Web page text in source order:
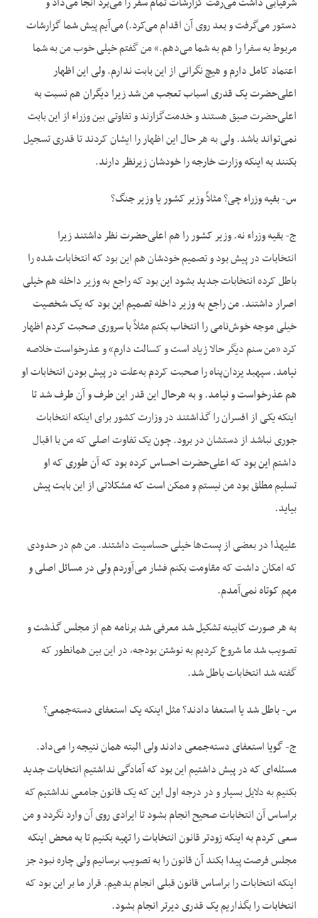
دستور می‌گرفت و بعد روی آن اقدام می‌کرد.) می‌آیم پیش شما گزارشات
مربوط به سفرا را هم به شما می‌دهم.» من گفتم خیلی خوب من به شما
اعتماد کامل دارم و هیچ نگرانی از این بابت ندارم. ولی این اظهار
اعلی‌حضرت یک قدری اسباب تعجب من شد زیرا دیگران هم نسبت به
اعلی‌حضرت صیق هستند و خدمت‌گزارند و تفاوتی بین وزراء از این بابت
نمی‌تواند باشد. ولی به هر حال این اظهار را ایشان کردند تا قدری تسجیل
بکنند به اینکه وزارت خارجه را خودشان زیرنظر دارند.
س- بقیه وزراء چی؟ مثلاً وزیر کشور یا وزیر جنگ؟
ج- بقیه وزراء نه. وزیر کشور را هم اعلی‌حضرت نظر داشتند زیرا
انتخابات در پیش بود و تصمیم خودشان هم این بود که انتخابات شده را
باطل کرده انتخابات جدید بشود این بود که راجع به وزیر داخله هم خیلی
اصرار داشتند. من راجع به وزیر داخله تصمیم این بود که یک شخصیت
خیلی موجه خوش‌نامی را انتخاب بکنم مثلاً با سروری صحبت کردم اظهار
کرد «من سنم دیگر حالا زیاد است و کسالت دارم» و عذرخواست خلاصه
نیامد. سپهبد یزدان‌پناه را صحبت کردم به‌علت در پیش بودن انتخابات او
هم عذرخواست و نیامد. و به هرحال این قدر این طرف و آن طرف شد تا
اینکه یکی از افسران را گذاشتند در وزارت کشور برای اینکه انتخابات
جوری نباشد از دستشان در برود. چون یک تفاوت اصلی که من با اقبال
داشتم این بود که اعلی‌حضرت احساس کرده بود که آن طوری که او
تسلیم مطلق بود من نیستم و ممکن است که مشکلاتی از این بابت پیش
بیاید.
علیهذا در بعضی از پست‌ها خیلی حساسیت داشتند. من هم در حدودی
که امکان داشت که مقاومت بکنم فشار می‌آوردم ولی در مسائل اصلی و
مهم کوتاه نمی‌آمدم.
به هر صورت کابینه تشکیل شد معرفی شد برنامه هم از مجلس گذشت و
تصویب شد ما شروع کردیم به نوشتن بودجه، در این بین همانطور که
گفته شد انتخابات باطل شد.
س- باطل شد یا استعفا دادند؟ مثل اینکه یک استعفای دسته‌جمعی؟
ج- گویا استعفای دسته‌جمعی دادند ولی البته همان نتیجه را می‌داد.
مسئله‌ای که در پیش داشتیم این بود که آمادگی نداشتیم انتخابات جدید
بکنیم به دلایل بسیار و در درجه اول این که یک قانون جامعی نداشتیم که
براساس آن انتخابات صحیح انجام بشود تا ایرادی روی آن وارد نگردد و من
سعی کردم به اینکه زودتر قانون انتخابات را تهیه بکنیم تا به محض اینکه
مجلس فرصت پیدا بکند آن قانون را به تصویب برسانیم ولی چاره نبود جز
اینکه انتخابات را براساس قانون قبلی انجام بدهیم. قرار ما بر این بود که
انتخابات را بگذاریم یک قدری دیرتر انجام بشود.